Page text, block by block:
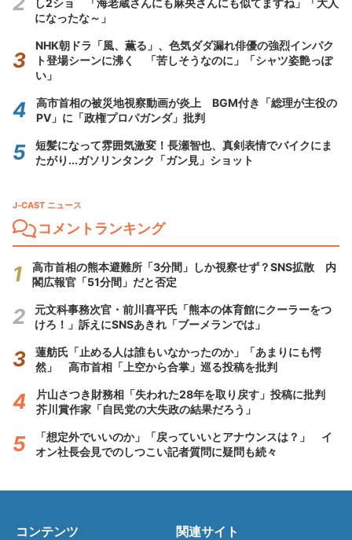
し2ショ 「海老蔵さんにも麻央さんにも似てますね」「大人
になったな～」
NHK朝ドラ「風、薫る」、色気ダダ漏れ俳優の強烈インパク
ト登場シーンに沸く 「苦しそうなのに」「シャツ姿艶っぽ
い」
高市首相の被災地視察動画が炎上 BGM付き「総理が主役の
PV」に「政権プロパガンダ」批判
短髪になって雰囲気激変！長瀬智也、真剣表情でバイクにま
たがり...ガソリンタンク「ガン見」ショット
J-CAST ニュース
コメントランキング
高市首相の熊本避難所「3分間」しか視察せず？SNS拡散 内
閣広報官「51分間」だと否定
元文科事務次官・前川喜平氏「熊本の体育館にクーラーをつ
けろ！」訴えにSNSあきれ「ブーメランでは」
蓮舫氏「止める人は誰もいなかったのか」「あまりにも愕
然」 高市首相「上空から合掌」巡る投稿を批判
片山さつき財務相「失われた28年を取り戻す」投稿に批判
芥川賞作家「自民党の大失政の結果だろう」
「想定外でいいのか」「戻っていいとアナウンスは？」 イ
オン社長会見でのしつこい記者質問に疑問も続々
コンテンツ 関連サイト